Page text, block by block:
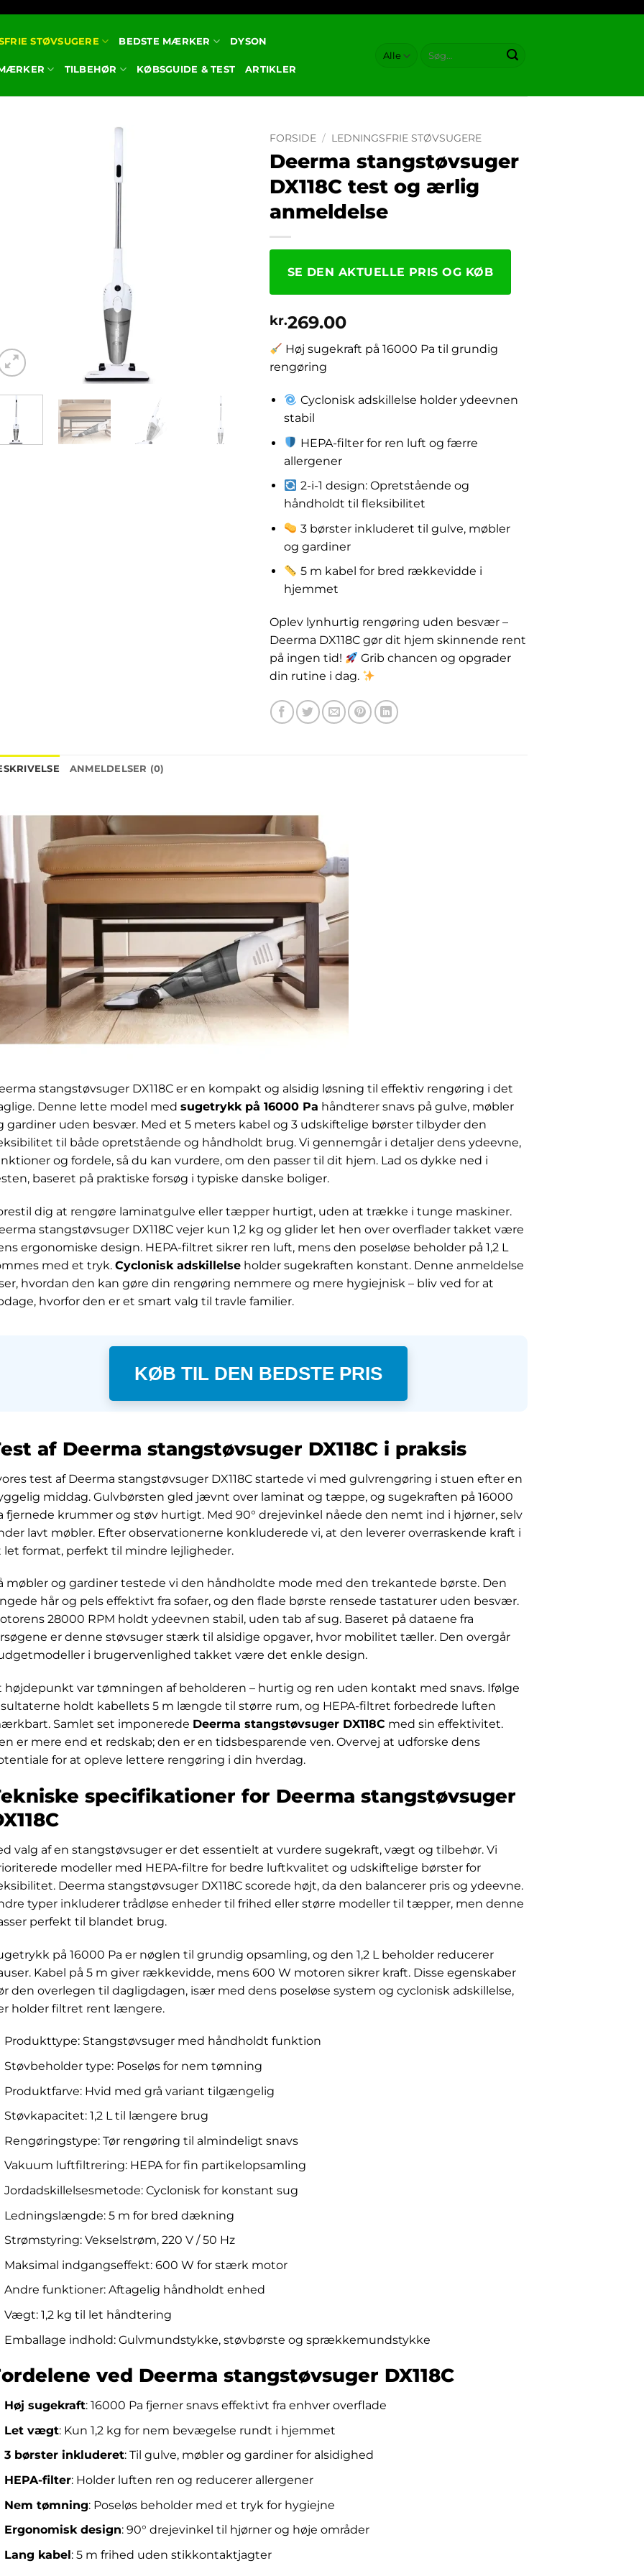
STØVSUGERE BEDSTE MÆRKER DYSON
TILBEHØR KØBSGUIDE & TEST ARTIKLER
efter:
FORSIDE / LEDNINGSFRIE STØVSUGERE
Deerma stangstøvsuger
DX118C test og ærlig
anmeldelse
SE DEN AKTUELLE PRIS OG KØB
kr.269.00
Høj sugekraft på 16000 Pa til grundig
rengøring
Cyclonisk adskillelse holder ydeevnen
stabil
HEPA-filter for ren luft og færre
allergener
2-i-1 design: Opretstående og
håndholdt til fleksibilitet
3 børster inkluderet til gulve, møbler
og gardiner
5 m kabel for bred rækkevidde i
hjemmet
Oplev lynhurtig rengøring uden besvær –
Deerma DX118C gør dit hjem skinnende rent
på ingen tid!
Grib chancen og opgrader
din rutine i dag.
ANMELDELSER (0)
stangstøvsuger DX118C er en kompakt og alsidig løsning til effektiv rengøring i det
Denne lette model med sugetrykk på 16000 Pa håndterer snavs på gulve, møbler
gardiner uden besvær. Med et 5 meters kabel og 3 udskiftelige børster tilbyder den
til både opretstående og håndholdt brug. Vi gennemgår i detaljer dens ydeevne,
og fordele, så du kan vurdere, om den passer til dit hjem. Lad os dykke ned i
baseret på praktiske forsøg i typiske danske boliger.
dig at rengøre laminatgulve eller tæpper hurtigt, uden at trække i tunge maskiner.
stangstøvsuger DX118C vejer kun 1,2 kg og glider let hen over overflader takket være
ergonomiske design. HEPA-filtret sikrer ren luft, mens den poseløse beholder på 1,2 L
med et tryk. Cyclonisk adskillelse holder sugekraften konstant. Denne anmeldelse
hvordan den kan gøre din rengøring nemmere og mere hygiejnisk – bliv ved for at
hvorfor den er et smart valg til travle familier.
KØB TIL DEN BEDSTE PRIS
af Deerma stangstøvsuger DX118C i praksis
test af Deerma stangstøvsuger DX118C startede vi med gulvrengøring i stuen efter en
middag. Gulvbørsten gled jævnt over laminat og tæppe, og sugekraften på 16000
fjernede krummer og støv hurtigt. Med 90° drejevinkel nåede den nemt ind i hjørner, selv
lavt møbler. Efter observationerne konkluderede vi, at den leverer overraskende kraft i
let format, perfekt til mindre lejligheder.
møbler og gardiner testede vi den håndholdte mode med den trekantede børste. Den
hår og pels effektivt fra sofaer, og den flade børste rensede tastaturer uden besvær.
28000 RPM holdt ydeevnen stabil, uden tab af sug. Baseret på dataene fra
er denne støvsuger stærk til alsidige opgaver, hvor mobilitet tæller. Den overgår
i brugervenlighed takket være det enkle design.
højdepunkt var tømningen af beholderen – hurtig og ren uden kontakt med snavs. Ifølge
holdt kabellets 5 m længde til større rum, og HEPA-filtret forbedrede luften
Samlet set imponerede Deerma stangstøvsuger DX118C med sin effektivitet.
er mere end et redskab; den er en tidsbesparende ven. Overvej at udforske dens
for at opleve lettere rengøring i din hverdag.
specifikationer for Deerma stangstøvsuger
valg af en stangstøvsuger er det essentielt at vurdere sugekraft, vægt og tilbehør. Vi
modeller med HEPA-filtre for bedre luftkvalitet og udskiftelige børster for
Deerma stangstøvsuger DX118C scorede højt, da den balancerer pris og ydeevne.
typer inkluderer trådløse enheder til frihed eller større modeller til tæpper, men denne
perfekt til blandet brug.
på 16000 Pa er nøglen til grundig opsamling, og den 1,2 L beholder reducerer
Kabel på 5 m giver rækkevidde, mens 600 W motoren sikrer kraft. Disse egenskaber
den overlegen til dagligdagen, især med dens poseløse system og cyclonisk adskillelse,
holder filtret rent længere.
Produkttype: Stangstøvsuger med håndholdt funktion
Støvbeholder type: Poseløs for nem tømning
Produktfarve: Hvid med grå variant tilgængelig
Støvkapacitet: 1,2 L til længere brug
Rengøringstype: Tør rengøring til almindeligt snavs
Vakuum luftfiltrering: HEPA for fin partikelopsamling
Jordadskillelsesmetode: Cyclonisk for konstant sug
Ledningslængde: 5 m for bred dækning
Strømstyring: Vekselstrøm, 220 V / 50 Hz
Maksimal indgangseffekt: 600 W for stærk motor
Andre funktioner: Aftagelig håndholdt enhed
Vægt: 1,2 kg til let håndtering
Emballage indhold: Gulvmundstykke, støvbørste og sprækkemundstykke
ved Deerma stangstøvsuger DX118C
Høj sugekraft: 16000 Pa fjerner snavs effektivt fra enhver overflade
Let vægt: Kun 1,2 kg for nem bevægelse rundt i hjemmet
3 børster inkluderet: Til gulve, møbler og gardiner for alsidighed
HEPA-filter: Holder luften ren og reducerer allergener
Nem tømning: Poseløs beholder med et tryk for hygiejne
Ergonomisk design: 90° drejevinkel til hjørner og høje områder
Lang kabel: 5 m frihed uden stikkontaktjagter